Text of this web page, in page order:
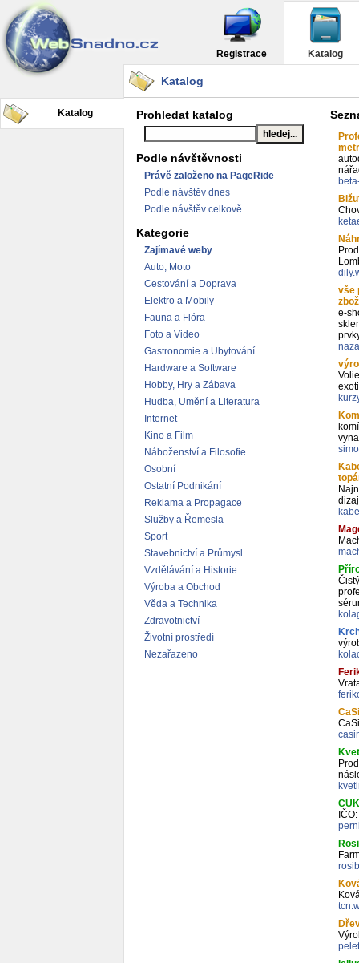
Registrace Katalog
Katalog
Katalog
Prohledat katalog
Podle návštěvnosti
Právě založeno na PageRide
Podle návštěv dnes
Podle návštěv celkově
Kategorie
Zajímavé weby
Auto, Moto
Cestování a Doprava
Elektro a Mobily
Fauna a Flóra
Foto a Video
Gastronomie a Ubytování
Hardware a Software
Hobby, Hry a Zábava
Hudba, Umění a Literatura
Internet
Kino a Film
Náboženství a Filosofie
Osobní
Ostatní Podnikání
Reklama a Propagace
Služby a Řemesla
Sport
Stavebnictví a Průmysl
Vzdělávání a Historie
Výroba a Obchod
Věda a Technika
Zdravotnictví
Životní prostředí
Nezařazeno
vše
e-